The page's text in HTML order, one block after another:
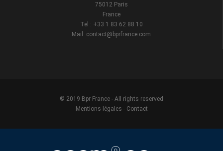
75012 Paris
France
Tel : +33 1 83 62 88 10
Mail: contact@bprfrance.com
© 2019 Bpr France - All rights reserved
Mentions légales - Contact